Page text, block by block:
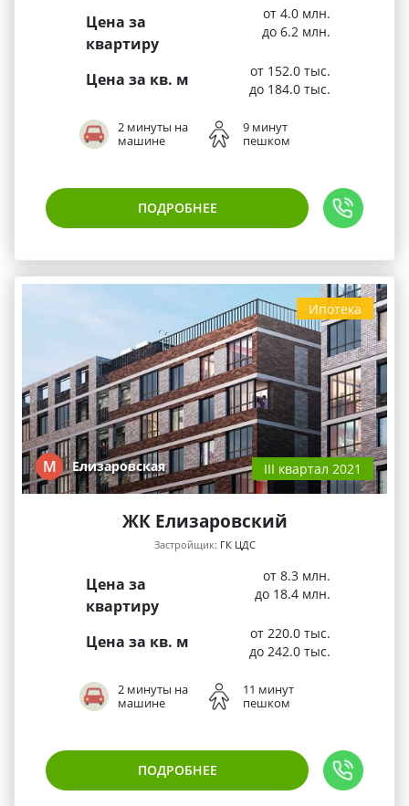
Цена за
квартиру
от 4.0 млн.
до 6.2 млн.
Цена за кв. м
от 152.0 тыс.
до 184.0 тыс.
2 минуты на
машине
9 минут
пешком
ПОДРОБНЕЕ
Ипотека
М Елизаровская III квартал 2021
ЖК Елизаровский
Застройщик: ГК ЦДС
Цена за
квартиру
от 8.3 млн.
до 18.4 млн.
Цена за кв. м
от 220.0 тыс.
до 242.0 тыс.
2 минуты на
машине
11 минут
пешком
ПОДРОБНЕЕ